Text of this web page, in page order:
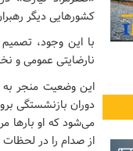
کشورهایی دیگر
با این وجود،
نارضایتی عمومی و
این وضعیت منجر
دوران بازنشستگی
می‌شود که او بارها
از صدام را در